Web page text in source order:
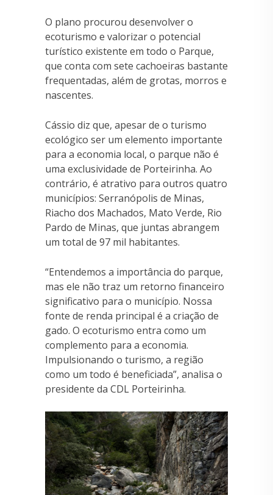
O plano procurou desenvolver o
ecoturismo e valorizar o potencial
turístico existente em todo o Parque,
que conta com sete cachoeiras bastante
frequentadas, além de grotas, morros e
nascentes.
Cássio diz que, apesar de o turismo
ecológico ser um elemento importante
para a economia local, o parque não é
uma exclusividade de Porteirinha. Ao
contrário, é atrativo para outros quatro
municípios: Serranópolis de Minas,
Riacho dos Machados, Mato Verde, Rio
Pardo de Minas, que juntas abrangem
um total de 97 mil habitantes.
“Entendemos a importância do parque,
mas ele não traz um retorno financeiro
significativo para o município. Nossa
fonte de renda principal é a criação de
gado. O ecoturismo entra como um
complemento para a economia.
Impulsionando o turismo, a região
como um todo é beneficiada”, analisa o
presidente da CDL Porteirinha.